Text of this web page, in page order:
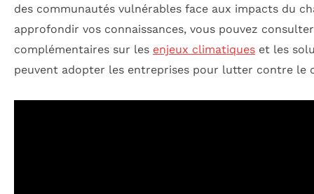
des communautés vulnérables face aux impacts du
approfondir vos connaissances, vous pouvez
complémentaires sur les enjeux climatiques et les
peuvent adopter les entreprises pour lutter contre le